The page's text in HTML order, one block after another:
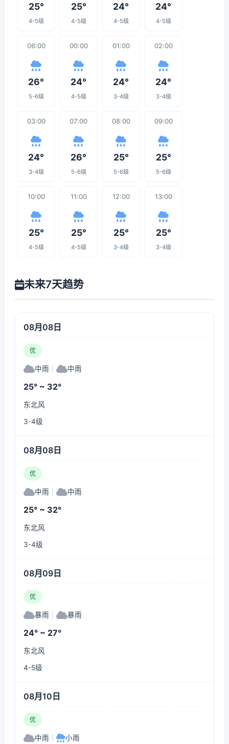
25°
4-5级
25°
4-5级
24°
4-5级
24°
4-5级
06:00
26°
5-6级
00:00
24°
4-5级
01:00
24°
3-4级
02:00
24°
3-4级
03:00
24°
3-4级
07:00
26°
5-6级
08:00
25°
5-6级
09:00
25°
5-6级
10:00
25°
4-5级
11:00
25°
4-5级
12:00
25°
3-4级
13:00
25°
3-4级
未来7天趋势
08月08日
优
中雨 中雨
25° ~ 32°
东北风
3-4级
08月08日
优
中雨 中雨
25° ~ 32°
东北风
3-4级
08月09日
优
暴雨 暴雨
24° ~ 27°
东北风
4-5级
08月10日
优
中雨 小雨